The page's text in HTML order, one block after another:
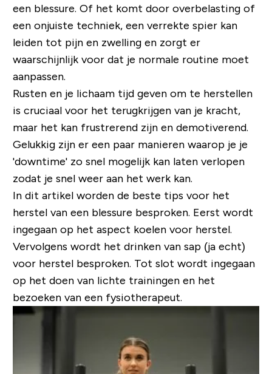
een blessure. Of het komt door overbelasting of
een onjuiste techniek, een verrekte spier kan
leiden tot pijn en zwelling en zorgt er
waarschijnlijk voor dat je normale routine moet
aanpassen.
Rusten en je lichaam tijd geven om te herstellen
is cruciaal voor het terugkrijgen van je kracht,
maar het kan frustrerend zijn en demotiverend.
Gelukkig zijn er een paar manieren waarop je je
'downtime' zo snel mogelijk kan laten verlopen
zodat je snel weer aan het werk kan.
In dit artikel worden de beste tips voor het
herstel van een blessure besproken. Eerst wordt
ingegaan op het aspect koelen voor herstel.
Vervolgens wordt het drinken van sap (ja echt)
voor herstel besproken. Tot slot wordt ingegaan
op het doen van lichte trainingen en het
bezoeken van een fysiotherapeut.